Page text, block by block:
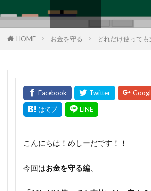
HOME お金を守る どれだけ使って
こんにちは！めしーだです！！
今回はお金を守る編